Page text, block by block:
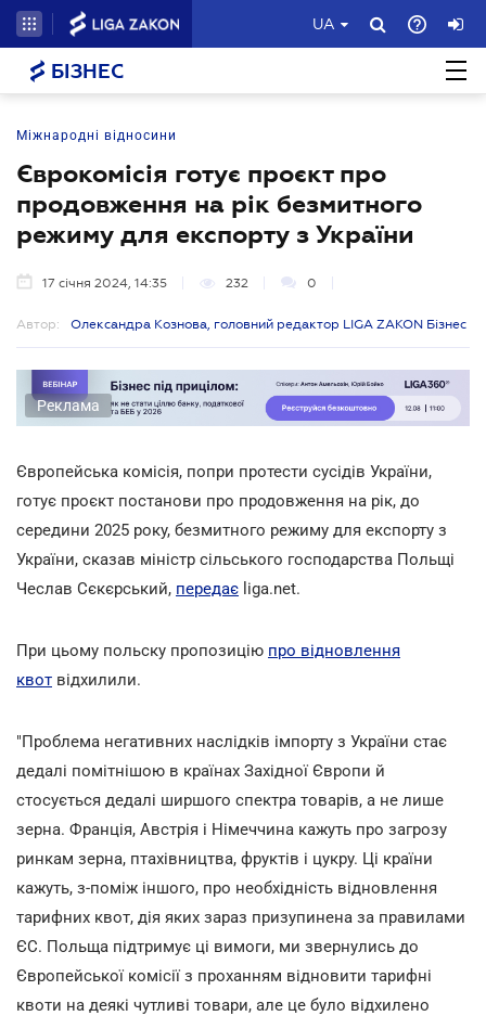
UA
БІЗНЕС
Міжнародні відносини
Єврокомісія готує проєкт про
продовження на рік безмитного
режиму для експорту з України
17 січня 2024, 14:35 232 0
Автор: Олександра Кознова, головний редактор LIGA ZAKON Бізнес
Реклама
Європейська комісія, попри протести сусідів України,
готує проєкт постанови про продовження на рік, до
середини 2025 року, безмитного режиму для експорту з
України, сказав міністр сільського господарства Польщі
Чеслав Сєкєрський, передає liga.net.
При цьому польску пропозицію про відновлення
квот відхилили.
"Проблема негативних наслідків імпорту з України стає
дедалі помітнішою в країнах Західної Європи й
стосується дедалі ширшого спектра товарів, а не лише
зерна. Франція, Австрія і Німеччина кажуть про загрозу
ринкам зерна, птахівництва, фруктів і цукру. Ці країни
кажуть, з-поміж іншого, про необхідність відновлення
тарифних квот, дія яких зараз призупинена за правилами
ЄС. Польща підтримує ці вимоги, ми звернулись до
Європейської комісії з проханням відновити тарифні
квоти на деякі чутливі товари, але це було відхилено